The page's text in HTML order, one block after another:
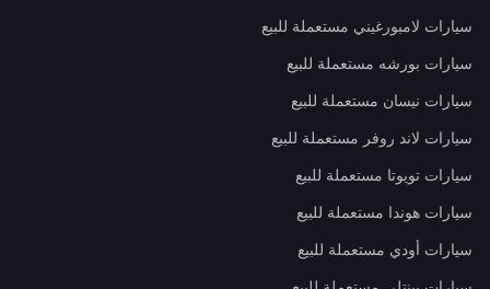
سيارات لامبورغيني مستعملة للبيع
سيارات بورشه مستعملة للبيع
سيارات نيسان مستعملة للبيع
سيارات لاند روفر مستعملة للبيع
سيارات تويوتا مستعملة للبيع
سيارات هوندا مستعملة للبيع
سيارات أودي مستعملة للبيع